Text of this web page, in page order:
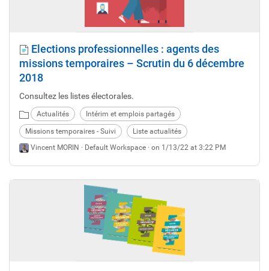
Elections professionnelles : agents des
missions temporaires – Scrutin du 6 décembre
2018
Consultez les listes électorales.
Actualités Intérim et emplois partagés
Missions temporaires - Suivi
Liste actualités
Vincent MORIN · Default Workspace · on 1/13/22 at 3:22 PM